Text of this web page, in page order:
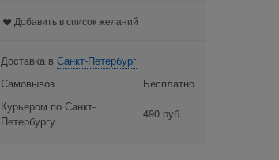
Добавить в список желаний
Доставка в Санкт-Петербург
Самовывоз
Бесплатно
Курьером по Санкт-
Петербургу
490 руб.